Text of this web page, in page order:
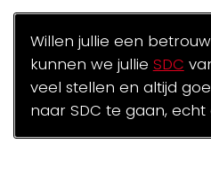
Willen jullie een
kunnen we jullie SDC
veel stellen en altijd
naar SDC te gaan, echt